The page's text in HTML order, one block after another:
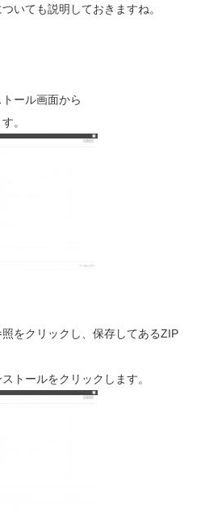
いても説明しておきますね。
ール画面から
。
をクリックし、保存してあるZIP
トールをクリックします。